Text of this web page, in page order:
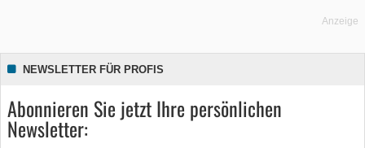
Anzeige
NEWSLETTER FÜR PROFIS
Abonnieren Sie jetzt Ihre persönlichen
Newsletter: